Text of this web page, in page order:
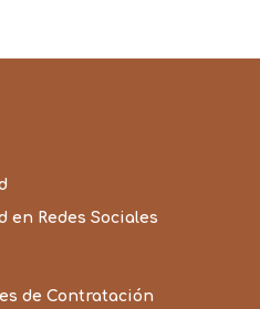
en Redes Sociales
de Contratación